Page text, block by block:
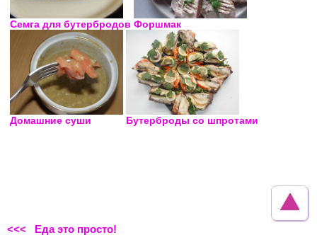
Семга для бутербродов Форшмак
Домашние суши Бутерброды со шпротами
<<< Еда это просто!